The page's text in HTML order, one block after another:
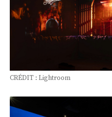
CRÉDIT : Lightroom